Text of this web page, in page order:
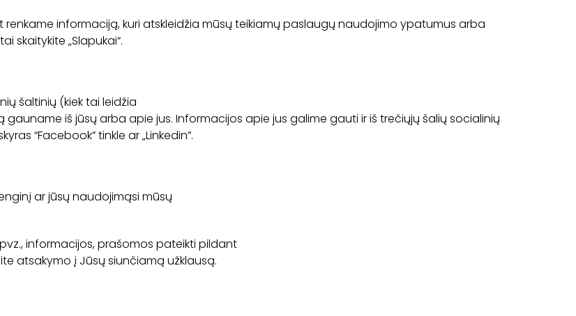
informaciją, kuri atskleidžia mūsų teikiamų paslaugų naudojimo ypatumus arba
skaitykite „Slapukai“.
šaltinių (kiek tai leidžia
iš jūsų arba apie jus. Informacijos apie jus galime gauti ir iš trečiųjų šalių socialinių
“Facebook” tinkle ar „Linkedin”.
ar jūsų naudojimąsi mūsų
informacijos, prašomos pateikti pildant
atsakymo į Jūsų siunčiamą užklausą.